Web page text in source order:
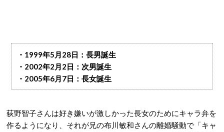
・1999年5月28日：長男誕生
・2002年2月2日：次男誕生
・2005年6月7日：長女誕生
荻野智子さんは好き嫌いが激しかった長女のためにキャラ弁を
作るようになり、それが兄の布川敏和さんの離婚騒動で「キャ